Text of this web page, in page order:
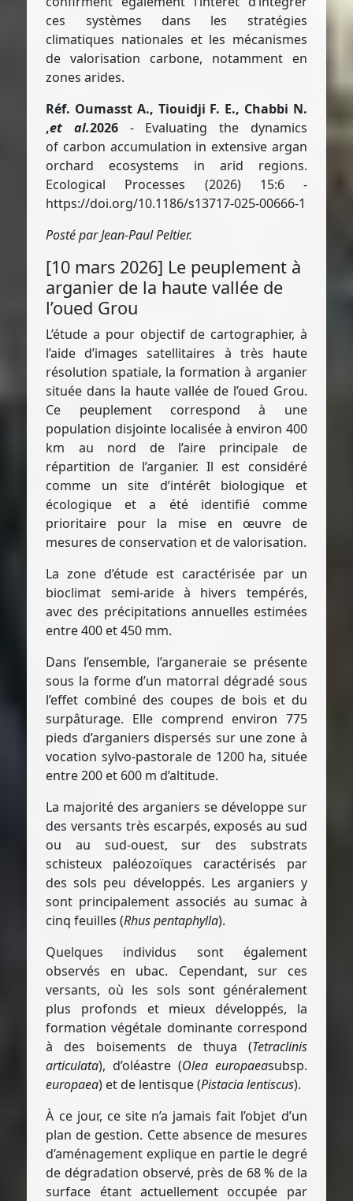
ces systèmes dans les stratégies
climatiques nationales et les mécanismes
de valorisation carbone, notamment en
zones arides.
Réf. Oumasst A., Tiouidji F. E., Chabbi N.
,et al.2026 - Evaluating the dynamics
of carbon accumulation in extensive argan
orchard ecosystems in arid regions.
Ecological Processes (2026) 15:6 -
https://doi.org/10.1186/s13717-025-00666-1
Posté par Jean-Paul Peltier.
[10 mars 2026] Le peuplement à
arganier de la haute vallée de
l’oued Grou
L’étude a pour objectif de cartographier, à
l’aide d’images satellitaires à très haute
résolution spatiale, la formation à arganier
située dans la haute vallée de l’oued Grou.
Ce peuplement correspond à une
population disjointe localisée à environ 400
km au nord de l’aire principale de
répartition de l’arganier. Il est considéré
comme un site d’intérêt biologique et
écologique et a été identifié comme
prioritaire pour la mise en œuvre de
mesures de conservation et de valorisation.
La zone d’étude est caractérisée par un
bioclimat semi-aride à hivers tempérés,
avec des précipitations annuelles estimées
entre 400 et 450 mm.
Dans l’ensemble, l’arganeraie se présente
sous la forme d’un matorral dégradé sous
l’effet combiné des coupes de bois et du
surpâturage. Elle comprend environ 775
pieds d’arganiers dispersés sur une zone à
vocation sylvo-pastorale de 1200 ha, située
entre 200 et 600 m d’altitude.
La majorité des arganiers se développe sur
des versants très escarpés, exposés au sud
ou au sud-ouest, sur des substrats
schisteux paléozoïques caractérisés par
des sols peu développés. Les arganiers y
sont principalement associés au sumac à
cinq feuilles (Rhus pentaphylla).
Quelques individus sont également
observés en ubac. Cependant, sur ces
versants, où les sols sont généralement
plus profonds et mieux développés, la
formation végétale dominante correspond
à des boisements de thuya (Tetraclinis
articulata), d’oléastre (Olea europaeasubsp.
europaea) et de lentisque (Pistacia lentiscus).
À ce jour, ce site n’a jamais fait l’objet d’un
plan de gestion. Cette absence de mesures
d’aménagement explique en partie le degré
de dégradation observé, près de 68 % de la
surface étant actuellement occupée par